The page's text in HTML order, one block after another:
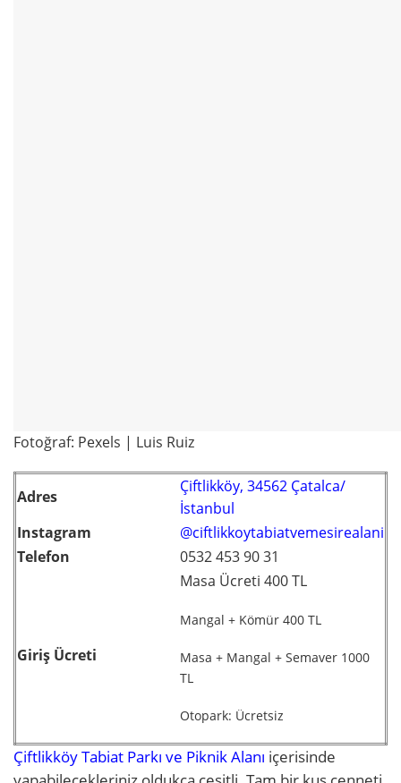
Fotoğraf: Pexels | Luis Ruiz
Adres
Çiftlikköy, 34562 Çatalca/
İstanbul
Instagram
@ciftlikkoytabiatvemesirealani
Telefon
0532 453 90 31
Giriş Ücreti
Masa Ücreti 400 TL
Mangal + Kömür 400 TL
Masa + Mangal + Semaver 1000
TL
Otopark: Ücretsiz
Çiftlikköy Tabiat Parkı ve Piknik Alanı içerisinde